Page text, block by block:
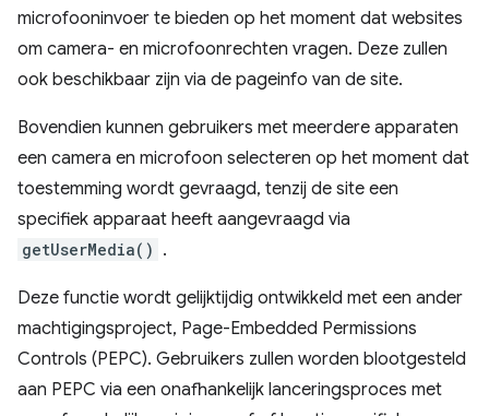
microfooninvoer te bieden op het moment dat websites
om camera- en microfoonrechten vragen. Deze zullen
ook beschikbaar zijn via de pageinfo van de site.
Bovendien kunnen gebruikers met meerdere apparaten
een camera en microfoon selecteren op het moment dat
toestemming wordt gevraagd, tenzij de site een
specifiek apparaat heeft aangevraagd via
getUserMedia() .
Deze functie wordt gelijktijdig ontwikkeld met een ander
machtigingsproject, Page-Embedded Permissions
Controls (PEPC). Gebruikers zullen worden blootgesteld
aan PEPC via een onafhankelijk lanceringsproces met